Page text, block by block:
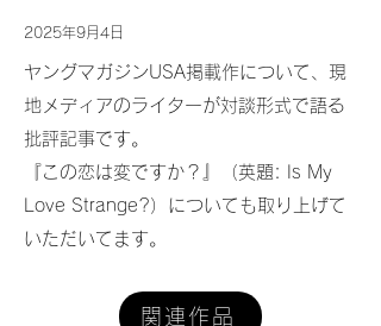
2025年9月4日
ヤングマガジンUSA掲載作について、現
地メディアのライターが対談形式で語る
批評記事です。
『この恋は変ですか？』（英題: Is My
Love Strange?）についても取り上げて
いただいてます。
関連作品